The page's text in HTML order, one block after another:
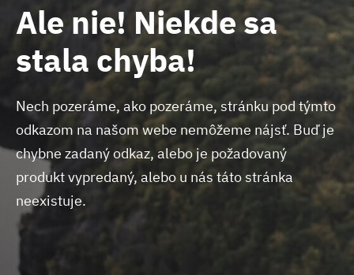
Ale nie! Niekde sa
stala chyba!
Nech pozeráme, ako pozeráme, stránku pod týmto
odkazom na našom webe nemôžeme nájsť. Buď je
chybne zadaný odkaz, alebo je požadovaný
produkt vypredaný, alebo u nás táto stránka
neexistuje.